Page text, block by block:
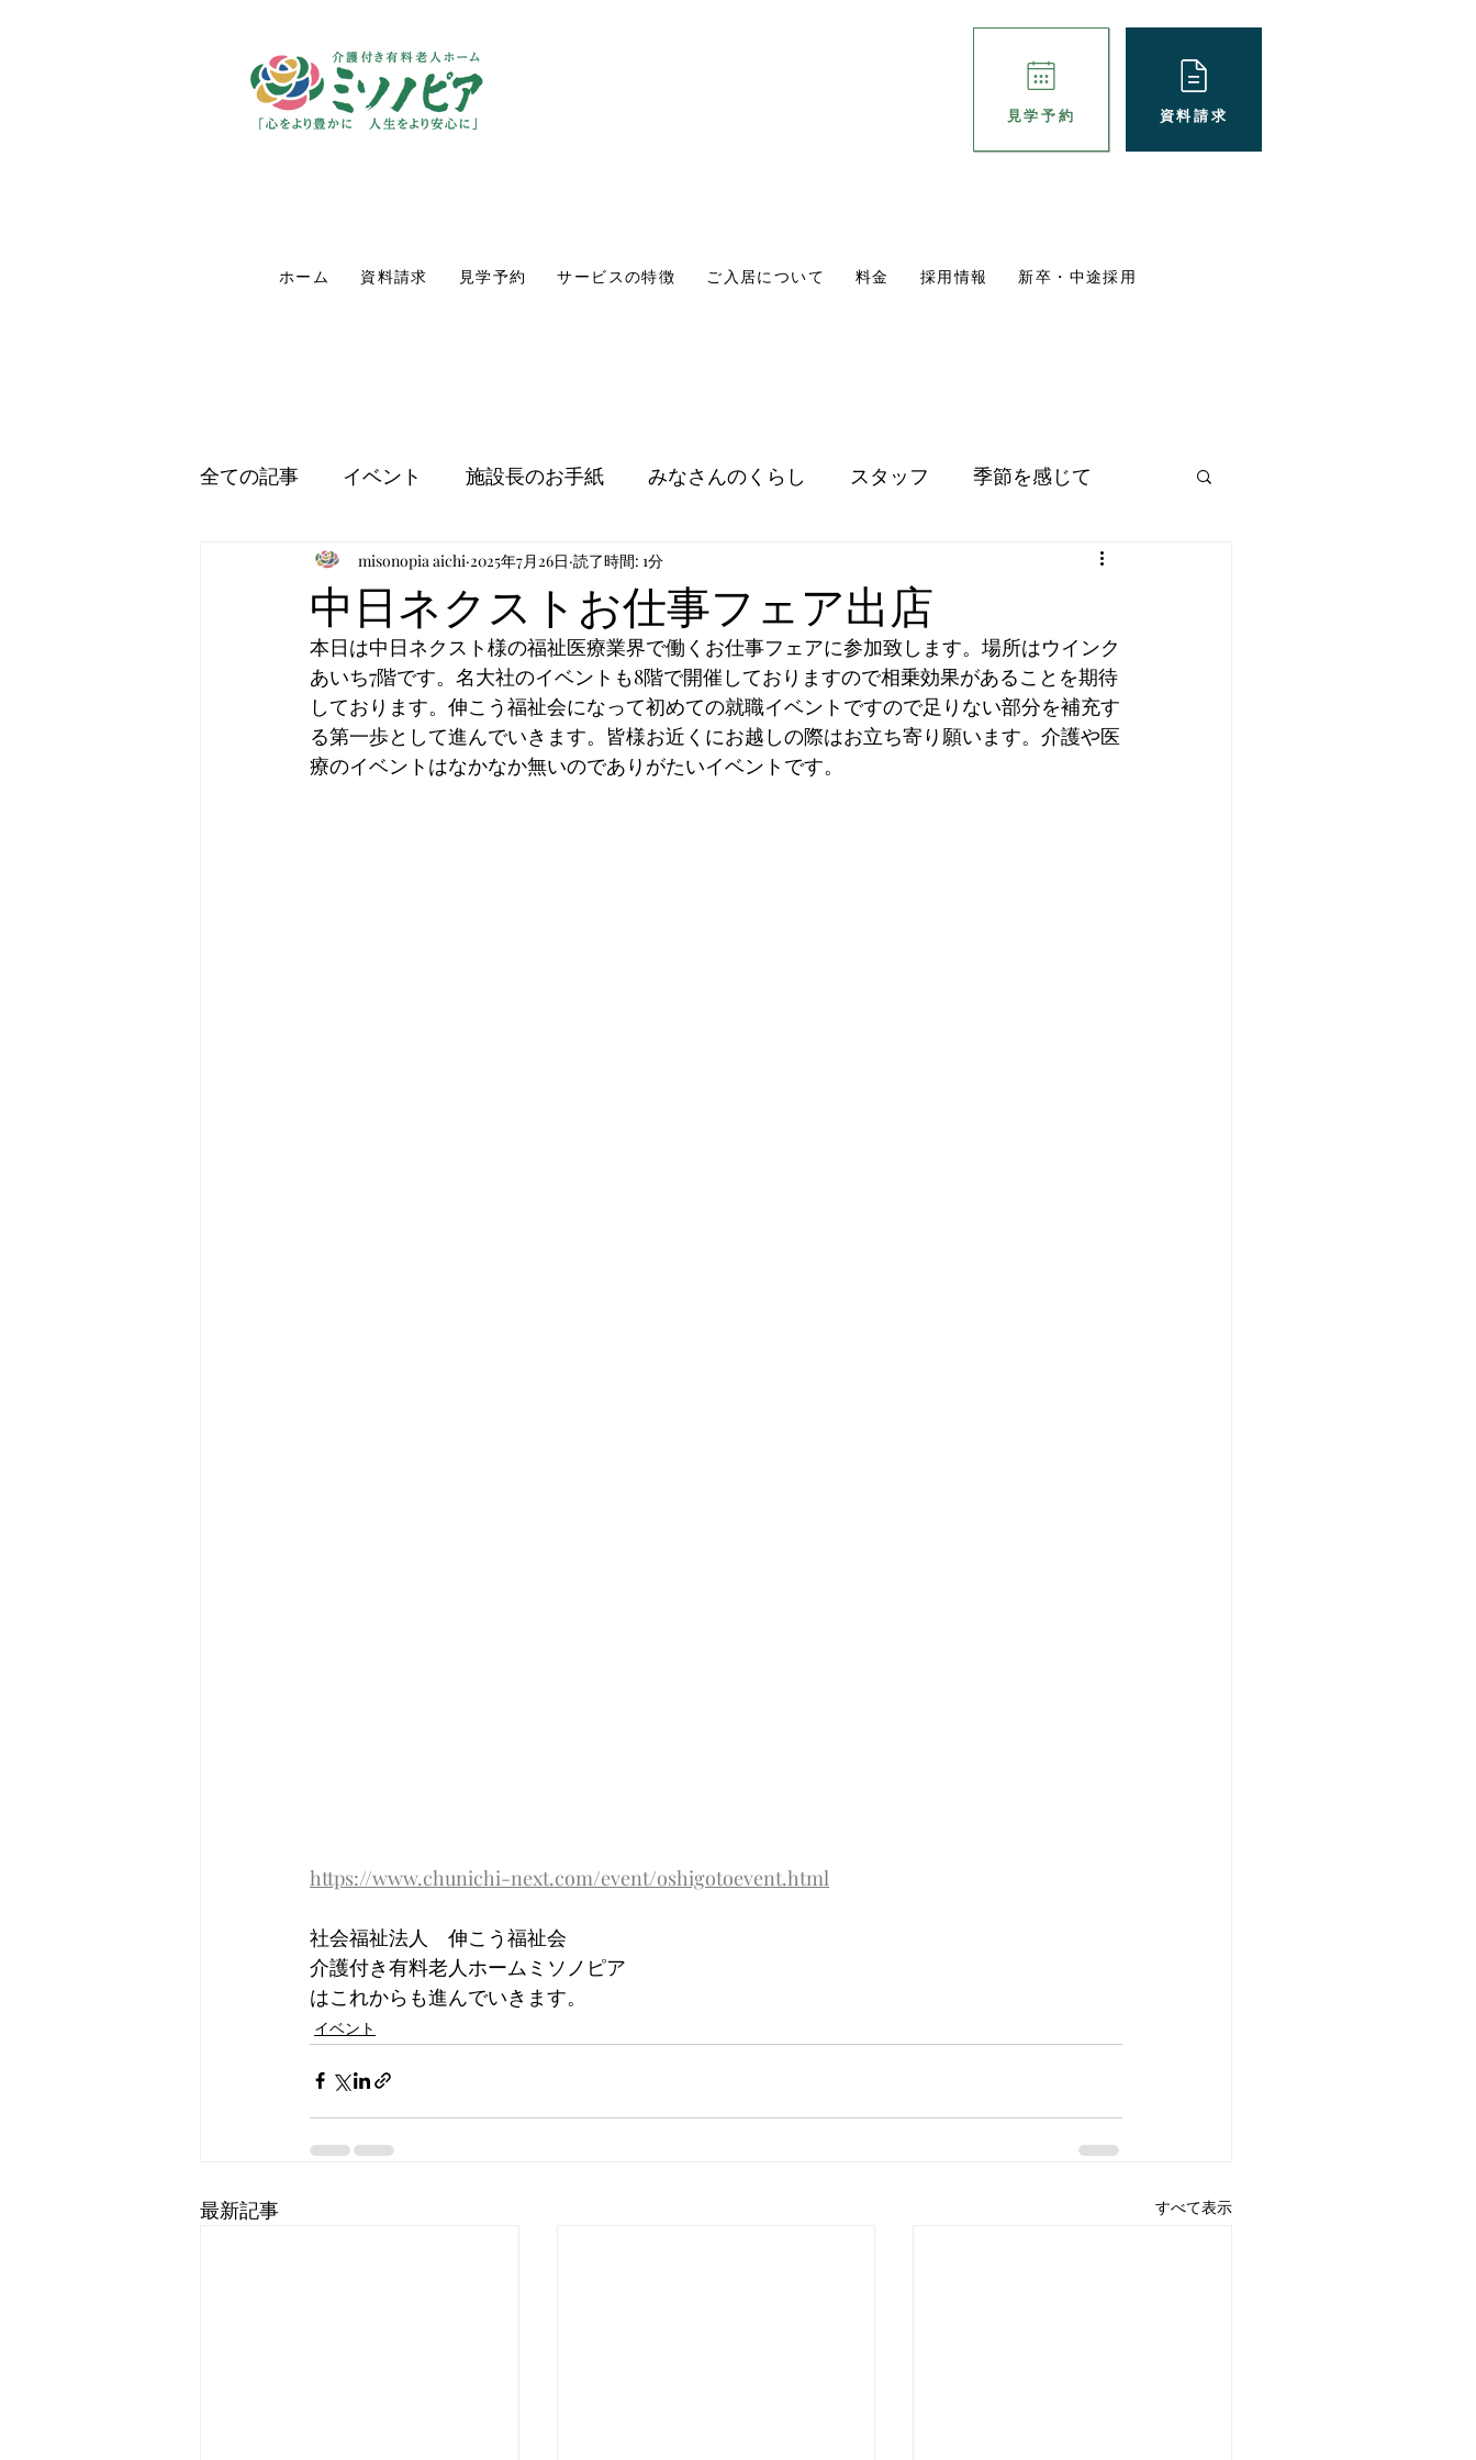
見学予約 資料請求
ホーム 資料請求 見学予約 サービスの特徴 ご入居について 料金 採用情報 新卒・中途採用
全ての記事 イベント 施設長のお手紙 みなさんのくらし スタッフ 季節を感じて
お食事のお知らせ 音楽や芸術
中日ネクストお仕事フェア出店
misonopia aichi 2025年7月26日 読了時間: 1分
本日は中日ネクスト様の福祉医療業界で働くお仕事フェアに参加致します。場所はウインク
あいち7階です。名大社のイベントも8階で開催しておりますので相乗効果があることを期待
しております。伸こう福祉会になって初めての就職イベントですので足りない部分を補充す
る第一歩として進んでいきます。皆様お近くにお越しの際はお立ち寄り願います。介護や医
療のイベントはなかなか無いのでありがたいイベントです。
https://www.chunichi-next.com/event/oshigotoevent.html
社会福祉法人　伸こう福祉会
介護付き有料老人ホームミソノピア
はこれからも進んでいきます。
イベント
最新記事 すべて表示